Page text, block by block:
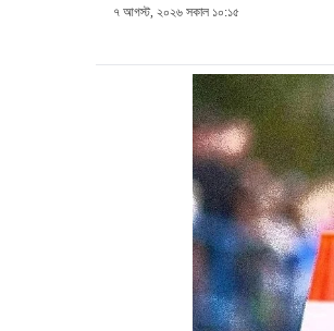
৭ আগস্ট, ২০২৬ সকাল ১০:১৫